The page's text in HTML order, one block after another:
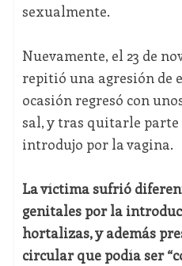
sexualmente.
Nuevamente, el 23 de
repitió una agresión de
ocasión regresó con
sal, y tras quitarle parte
introdujo por la vagina.
La víctima sufrió
genitales por la
hortalizas, y además
circular que podía ser